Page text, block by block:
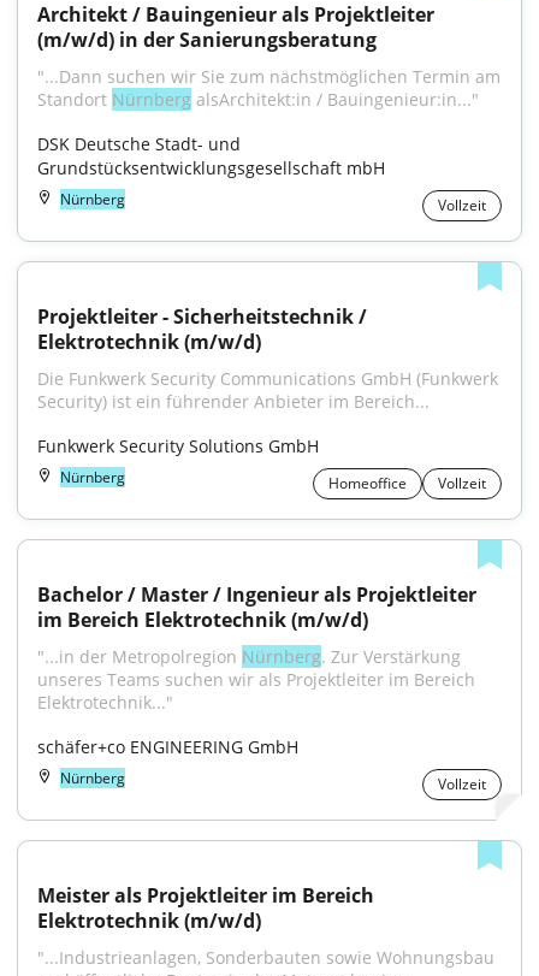
Architekt / Bauingenieur als Projektleiter
(m/w/d) in der Sanierungsberatung
"...Dann suchen wir Sie zum nächstmöglichen Termin am
Standort Nürnberg alsArchitekt:in / Bauingenieur:in..."
DSK Deutsche Stadt- und
Grundstücksentwicklungsgesellschaft mbH
Nürnberg Vollzeit
Projektleiter - Sicherheitstechnik /
Elektrotechnik (m/w/d)
Die Funkwerk Security Communications GmbH (Funkwerk
Security) ist ein führender Anbieter im Bereich...
Funkwerk Security Solutions GmbH
Nürnberg Homeoffice Vollzeit
Bachelor / Master / Ingenieur als Projektleiter
im Bereich Elektrotechnik (m/w/d)
"...in der Metropolregion Nürnberg. Zur Verstärkung
unseres Teams suchen wir als Projektleiter im Bereich
Elektrotechnik..."
schäfer+co ENGINEERING GmbH
Nürnberg Vollzeit
Meister als Projektleiter im Bereich
Elektrotechnik (m/w/d)
"...Industrieanlagen, Sonderbauten sowie Wohnungsbau